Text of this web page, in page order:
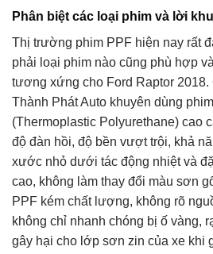
Phân biệt các loại phim và lời
Thị trường phim PPF hiện nay rất
phải loại phim nào cũng phù hợp
tương xứng cho Ford Raptor 2018.
Thành Phát Auto khuyên dùng
(Thermoplastic Polyurethane) cao
độ đàn hồi, độ bền vượt trội, khả
xước nhỏ dưới tác động nhiệt và
cao, không làm thay đổi màu sơn
PPF kém chất lượng, không rõ
không chỉ nhanh chóng bị ố vàng,
gây hại cho lớp sơn zin của xe khi